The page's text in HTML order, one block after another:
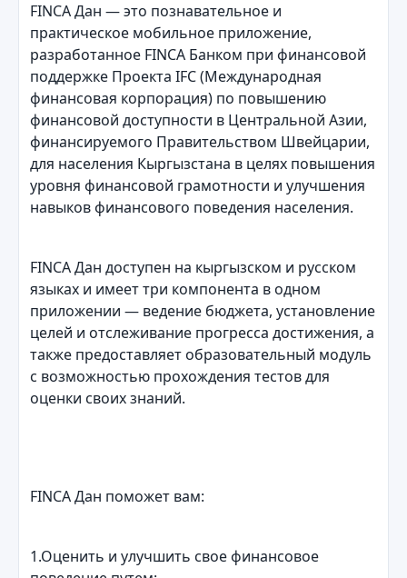
FINCA Дан — это познавательное и
практическое мобильное приложение,
разработанное FINCA Банком при финансовой
поддержке Проекта IFC (Международная
финансовая корпорация) по повышению
финансовой доступности в Центральной Азии,
финансируемого Правительством Швейцарии,
для населения Кыргызстана в целях повышения
уровня финансовой грамотности и улучшения
навыков финансового поведения населения.
FINCA Дан доступен на кыргызском и русском
языках и имеет три компонента в одном
приложении — ведение бюджета, установление
целей и отслеживание прогресса достижения, а
также предоставляет образовательный модуль
с возможностью прохождения тестов для
оценки своих знаний.
FINCA Дан поможет вам:
1.Оценить и улучшить свое финансовое